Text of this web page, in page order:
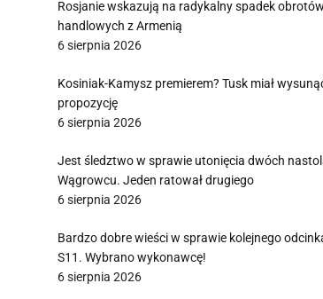
Rosjanie wskazują na radykalny spadek obrotów
handlowych z Armenią
6 sierpnia 2026
Kosiniak-Kamysz premierem? Tusk miał
propozycję
6 sierpnia 2026
Jest śledztwo w sprawie utonięcia dwóch
Wągrowcu. Jeden ratował drugiego
6 sierpnia 2026
Bardzo dobre wieści w sprawie kolejnego
S11. Wybrano wykonawcę!
6 sierpnia 2026